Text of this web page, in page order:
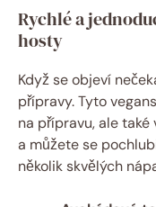
Rychlé a
hosty
Když se objeví
přípravy. Tyto
na přípravu, ale
a můžete se
několik skvělých